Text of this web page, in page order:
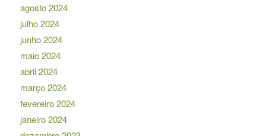
agosto 2024
julho 2024
junho 2024
maio 2024
abril 2024
março 2024
fevereiro 2024
janeiro 2024